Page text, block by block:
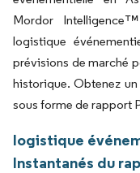
Mordor
logistique
prévisions de marché
historique. Obtenez
sous forme de rapport
logistique
Instantanés du